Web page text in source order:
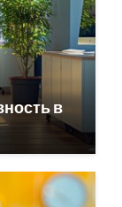
в